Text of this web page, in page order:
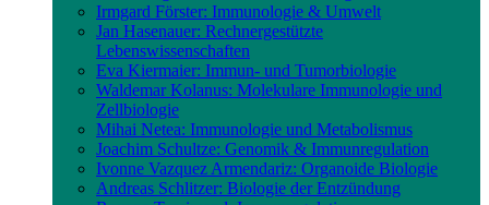
Irmgard Förster: Immunologie & Umwelt
Jan Hasenauer: Rechnergestützte
Lebenswissenschaften
Eva Kiermaier: Immun- und Tumorbiologie
Waldemar Kolanus: Molekulare Immunologie und
Zellbiologie
Mihai Netea: Immunologie und Metabolismus
Joachim Schultze: Genomik & Immunregulation
Ivonne Vazquez Armendariz: Organoide Biologie
Andreas Schlitzer: Biologie der Entzündung